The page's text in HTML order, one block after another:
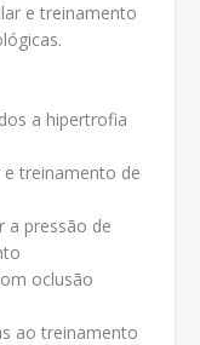
e treinamento
a hipertrofia
treinamento de
a pressão de
oclusão
ao treinamento